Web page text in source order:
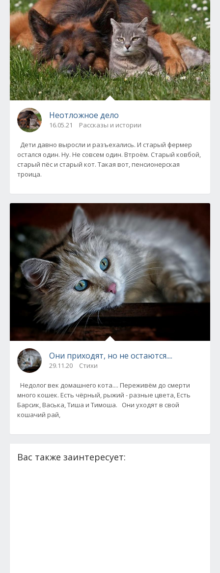
Неотложное дело
16.05.21 Рассказы и истории
Дети давно выросли и разъехались. И старый фермер
остался один. Ну. Не совсем один. Втроём. Старый ковбой,
старый пёс и старый кот. Такая вот, пенсионерская
троица.
Они приходят, но не остаются....
29.11.20 Стихи
Недолог век домашнего кота.... Переживём до смерти
много кошек. Есть чёрный, рыжий - разные цвета, Есть
Барсик, Васька, Тиша и Тимоша. Они уходят в свой
кошачий рай,
Вас также заинтересует: